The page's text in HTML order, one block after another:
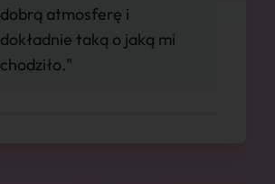
dobrą atmosferę i
dokładnie taką o jaką mi
chodziło."